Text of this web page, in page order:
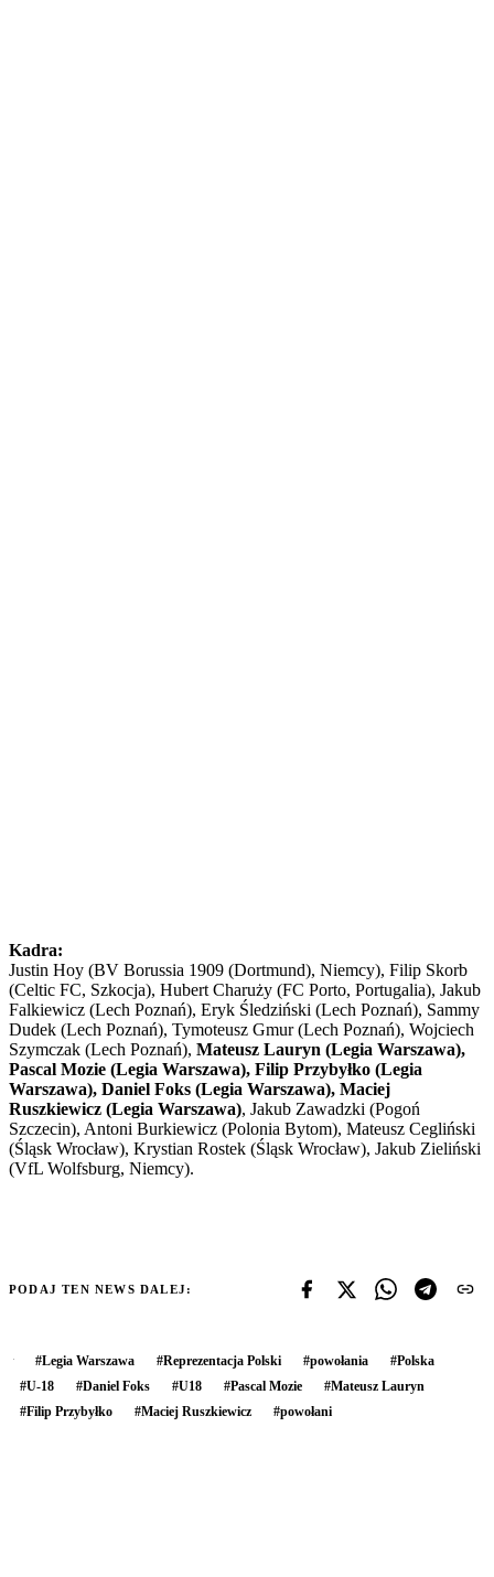
Kadra:
Justin Hoy (BV Borussia 1909 (Dortmund), Niemcy), Filip Skorb
(Celtic FC, Szkocja), Hubert Charuży (FC Porto, Portugalia), Jakub
Falkiewicz (Lech Poznań), Eryk Śledziński (Lech Poznań), Sammy
Dudek (Lech Poznań), Tymoteusz Gmur (Lech Poznań), Wojciech
Szymczak (Lech Poznań), Mateusz Lauryn (Legia Warszawa),
Pascal Mozie (Legia Warszawa), Filip Przybyłko (Legia
Warszawa), Daniel Foks (Legia Warszawa), Maciej
Ruszkiewicz (Legia Warszawa), Jakub Zawadzki (Pogoń
Szczecin), Antoni Burkiewicz (Polonia Bytom), Mateusz Cegliński
(Śląsk Wrocław), Krystian Rostek (Śląsk Wrocław), Jakub Zieliński
(VfL Wolfsburg, Niemcy).
PODAJ TEN NEWS DALEJ:
#Legia Warszawa #Reprezentacja Polski #powołania #Polska
#U-18 #Daniel Foks #U18 #Pascal Mozie #Mateusz Lauryn
#Filip Przybyłko #Maciej Ruszkiewicz #powołani